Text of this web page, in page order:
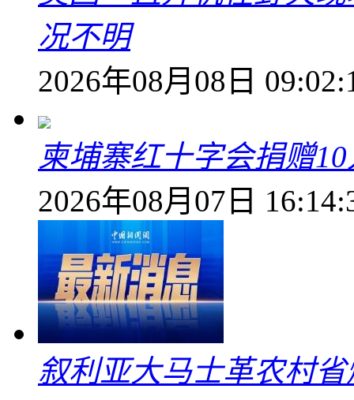
况不明
2026年08月08日
柬埔寨红十字会捐赠
2026年08月07日
叙利亚大马士革农村